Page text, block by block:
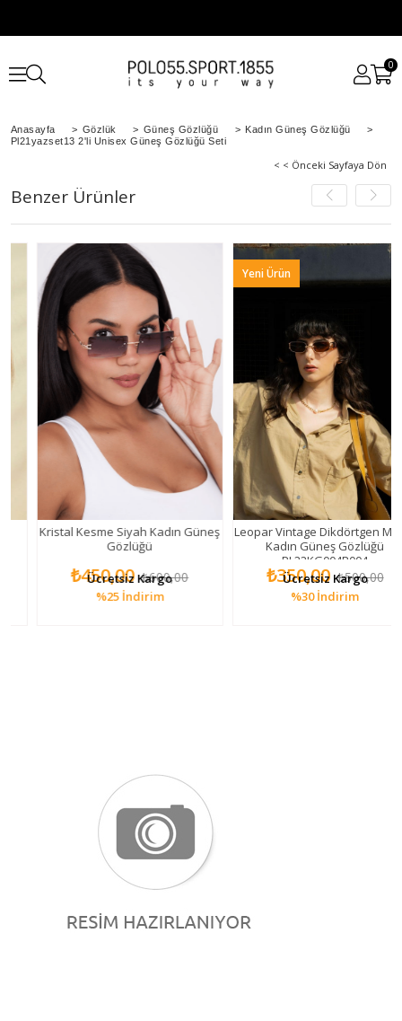
0
Anasayfa > Gözlük > Güneş Gözlüğü > Kadın Güneş Gözlüğü
>
Pl21yazset13 2'li Unisex Güneş Gözlüğü Seti
< < Önceki Sayfaya Dön
Benzer Ürünler
Kristal Kesme Siyah Kadın Güneş
Gözlüğü
₺450,00 ₺600,00
%25İndirim
Ücretsiz Kargo
Leopar Vintage Dikdörtgen Model
Kadın Güneş Gözlüğü
PL22KG004R004
₺350,00 ₺500,00
%30İndirim
Ücretsiz Kargo
Yeni Ürün